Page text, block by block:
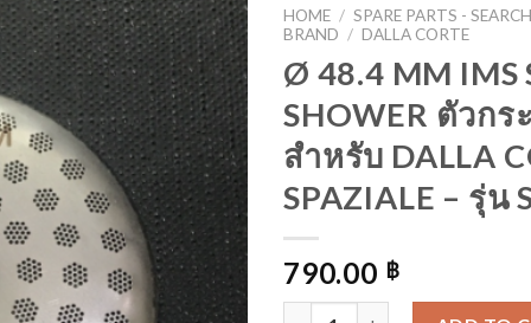
ADD
TO
WISHLIST
HOME / SPARE PARTS -
BRAND / DALLA CORTE
Ø 48.4 MM IMS
SHOWER ตัวกร
สำหรับ DALLA
SPAZIALE – รุ่น
790.00 ฿